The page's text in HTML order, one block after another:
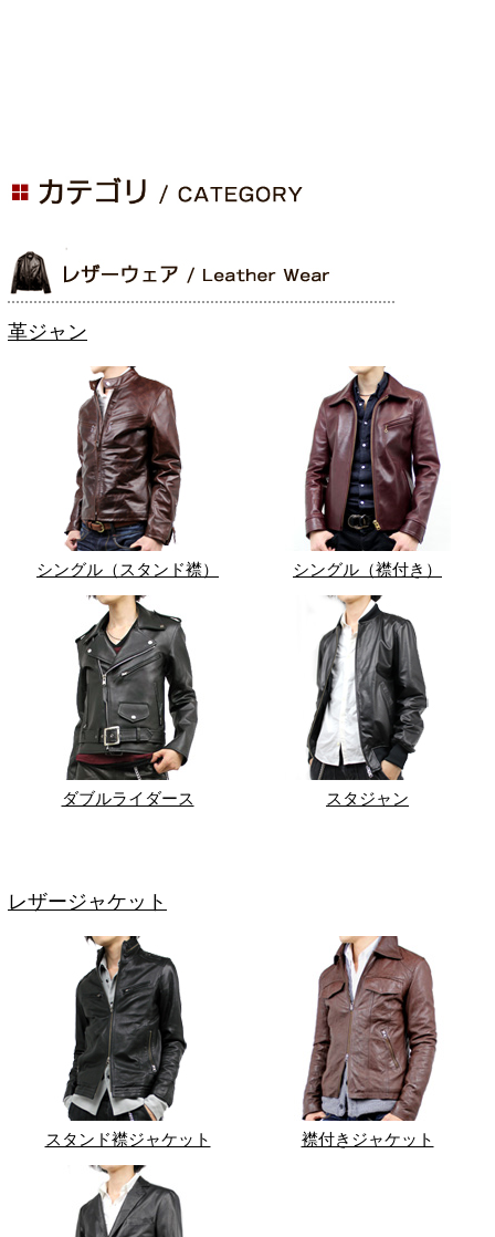
革ジャン
シングル（スタンド襟） シングル（襟付き）
ダブルライダース スタジャン
レザージャケット
スタンド襟ジャケット 襟付きジャケット